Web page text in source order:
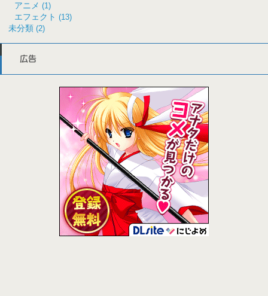
アニメ (1)
エフェクト (13)
未分類 (2)
広告